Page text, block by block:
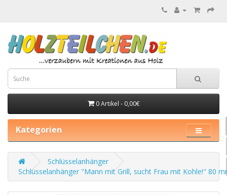
0 Artikel - 0,00€
Kategorien
Schlüsselanhänger
Schlüsselanhänger "Mann mit Grill, sucht Frau mit Kohle!" 80